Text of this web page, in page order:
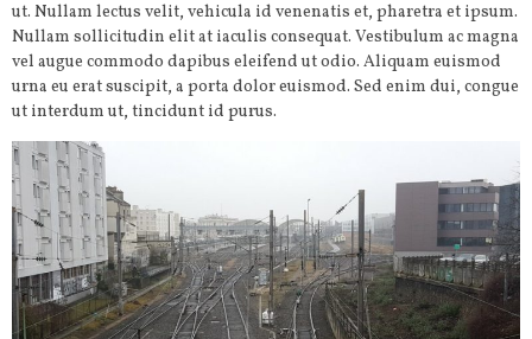
ut. Nullam lectus velit, vehicula id venenatis et, pharetra et ipsum.
Nullam sollicitudin elit at iaculis consequat. Vestibulum ac magna
vel augue commodo dapibus eleifend ut odio. Aliquam euismod
urna eu erat suscipit, a porta dolor euismod. Sed enim dui, congue
ut interdum ut, tincidunt id purus.